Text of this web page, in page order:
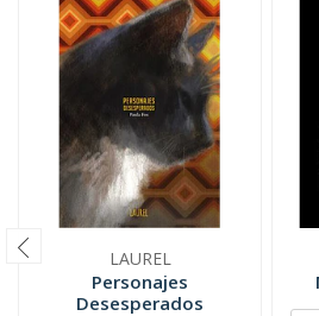
LAUREL
Personajes
Desesperados